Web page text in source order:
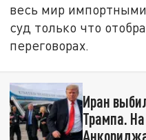
весь мир
суд только что
переговорах.
Иран
Трампа.